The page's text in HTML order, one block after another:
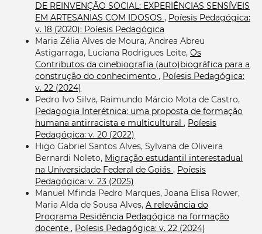
DE REINVENÇÃO SOCIAL: EXPERIÊNCIAS SENSÍVEIS
EM ARTESANIAS COM IDOSOS , Poíesis Pedagógica:
v. 18 (2020): Poíesis Pedagógica
Maria Zélia Alves de Moura, Andrea Abreu
Astigarraga, Luciana Rodrigues Leite, Os
Contributos da cinebiografia (auto)biográfica para a
construção do conhecimento , Poíesis Pedagógica:
v. 22 (2024)
Pedro Ivo Silva, Raimundo Márcio Mota de Castro,
Pedagogia Interétnica: uma proposta de formação
humana antirracista e multicultural , Poíesis
Pedagógica: v. 20 (2022)
Higo Gabriel Santos Alves, Sylvana de Oliveira
Bernardi Noleto, Migração estudantil interestadual
na Universidade Federal de Goiás , Poíesis
Pedagógica: v. 23 (2025)
Manuel Mfinda Pedro Marques, Joana Elisa Rower,
Maria Alda de Sousa Alves, A relevância do
Programa Residência Pedagógica na formação
docente , Poíesis Pedagógica: v. 22 (2024)